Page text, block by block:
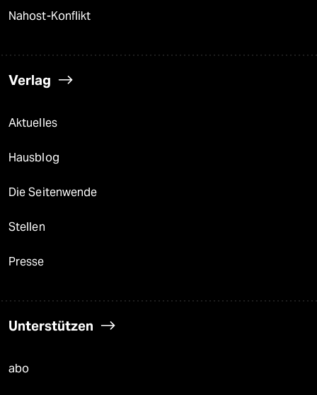
Nahost-Konflikt
Verlag
Aktuelles
Hausblog
Die Seitenwende
Stellen
Presse
Unterstützen
abo